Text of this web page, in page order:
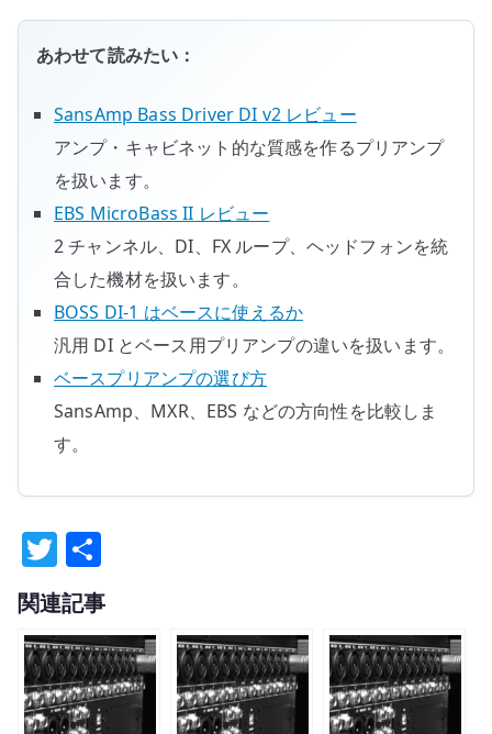
あわせて読みたい：
SansAmp Bass Driver DI v2 レビュー
アンプ・キャビネット的な質感を作るプリアンプ
を扱います。
EBS MicroBass II レビュー
2 チャンネル、DI、FX ループ、ヘッドフォンを統
合した機材を扱います。
BOSS DI-1 はベースに使えるか
汎用 DI とベース用プリアンプの違いを扱います。
ベースプリアンプの選び方
SansAmp、MXR、EBS などの方向性を比較しま
す。
T
w
it
te
r
有
関連記事